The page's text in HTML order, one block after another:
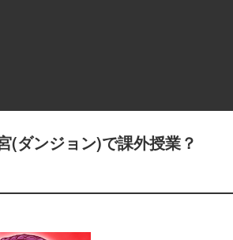
(ダンジョン)で課外授業？